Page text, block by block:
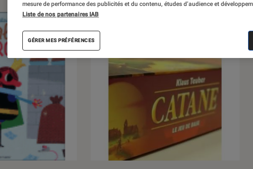
mesure de performance des publicités et du contenu, études d’audience et
Liste de nos partenaires IAB
GÉRER MES PRÉFÉRENCES